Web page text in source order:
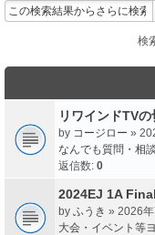
検
リワインドTV
by コージロー »
なんでも質問・相
返信数: 0
2024EJ 1A
by ふうき » 2026
大会・イベント等